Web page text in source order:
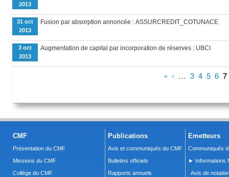
2013
31 oct
2013
Fusion par absorption annoncée : ASSURCREDIT_COTUNACE
3 oct
2013
Augmentation de capital par incorporation de réserves : UBCI
« ‹ … 3 4 5 6 7
CMF
Présentation du CMF
Missions du CMF
Collège du CMF
Publications
Avis et communiqués du CMF
Bulletins officiels
Rapports annuels
Emetteurs
Communiqués
► Informations
Avis de